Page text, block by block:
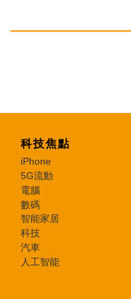
科技焦點
iPhone
5G流動
電腦
數碼
智能家居
科技
汽車
人工智能